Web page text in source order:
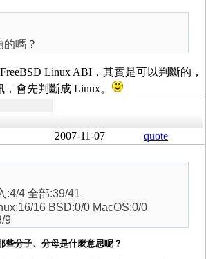
嗎？
Linux ABI，其實是可以判斷的，
會先判斷成 Linux。
2007-11-07 quote
:4/4 全部:39/41
16 BSD:0/0 MacOS:0/0
9
些分子、分母是什麼意思呢？